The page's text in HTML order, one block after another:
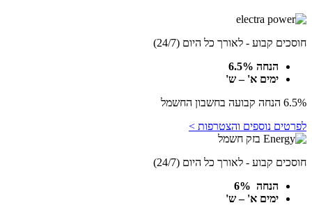
חוסכים קבוע - לאורך כל היום (24/7)
הנחה 6.5%
ימים א' – ש'
6.5% הנחה קבועה בחשבון החשמל
לפרטים נוספים והצטרפות >
חוסכים קבוע - לאורך כל היום (24/7)
הנחה 6%
ימים א' – ש'